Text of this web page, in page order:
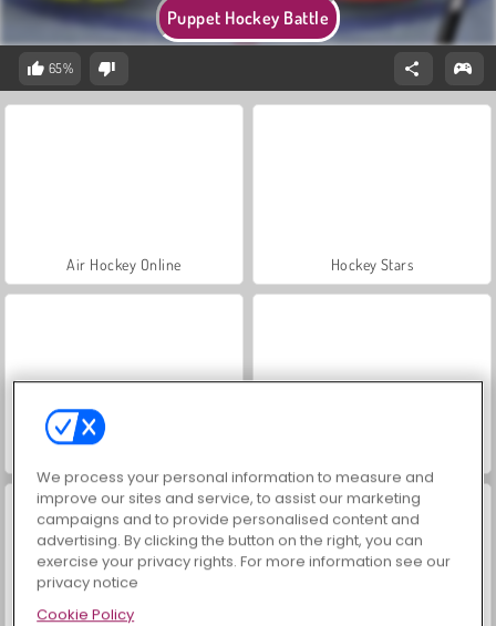
Puppet Hockey Battle
65%
Air Hockey Online Hockey Stars
We process your personal information to measure and
improve our sites and service, to assist our marketing
campaigns and to provide personalised content and
advertising. By clicking the button on the right, you can
exercise your privacy rights. For more information see our
privacy notice
Cookie Policy